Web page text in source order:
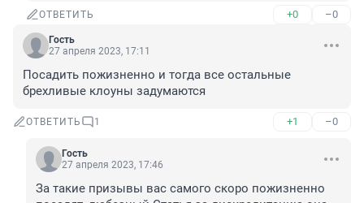
ОТВЕТИТЬ +0 –0
Гость
27 апреля 2023, 17:11
Посадить пожизненно и тогда все остальные
брехливые клоуны задумаются
ОТВЕТИТЬ 1 +1 –0
Гость
27 апреля 2023, 17:46
За такие призывы вас самого скоро пожизненно